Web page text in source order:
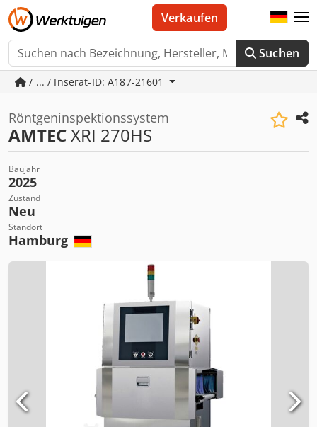
Suchen
Verkaufen
/ ... / Inserat-ID: A187-21601
Röntgeninspektionssystem
AMTECXRI 270HS
Baujahr
2025
Zustand
Neu
Standort
Hamburg